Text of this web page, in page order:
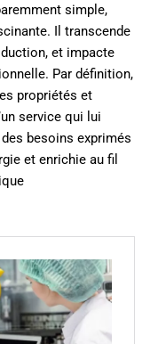
simple,
Il transcende
et impacte
Par définition,
propriétés et
service qui lui
besoins exprimés
et enrichie au fil